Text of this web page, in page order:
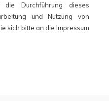
Durchführung dieses
und Nutzung von
sich bitte an die Impressum